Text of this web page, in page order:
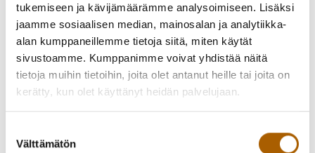
tukemiseen ja kävijämäärämme analysoimiseen. Lisäksi
jaamme sosiaalisen median, mainosalan ja analytiikka-
alan kumppaneillemme tietoja siitä, miten käytät
sivustoamme. Kumppanimme voivat yhdistää näitä
tietoja muihin tietoihin, joita olet antanut heille tai joita on
kerätty, kun olet käyttänyt heidän palvelujaan.
valinta
Välttämätön
Aamutoimintaa järjestetään lapsille vain yhtäaikaisesta
huoltajien työstä tai opiskelusta johtuvasta tarpeesta.
Ohjaajien yhteystiedot:
Kirkkomännikön koulu: puh. 050 341 5163
Rantaroustin koulu: puh. 050 467 7840